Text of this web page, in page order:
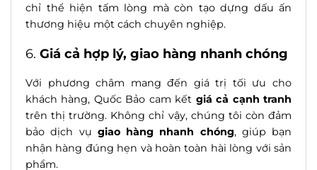
chỉ thể hiện tấm lòng mà còn tạo dựng dấu ấn
thương hiệu một cách chuyên nghiệp.
6. Giá cả hợp lý, giao hàng nhanh chóng
Với phương châm mang đến giá trị tối ưu cho
khách hàng, Quốc Bảo cam kết giá cả cạnh tranh
trên thị trường. Không chỉ vậy, chúng tôi còn đảm
bảo dịch vụ giao hàng nhanh chóng, giúp bạn
nhận hàng đúng hẹn và hoàn toàn hài lòng với sản
phẩm.